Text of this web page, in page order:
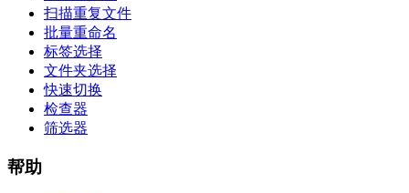
扫描重复文件
批量重命名
标签选择
文件夹选择
快速切换
检查器
筛选器
帮助